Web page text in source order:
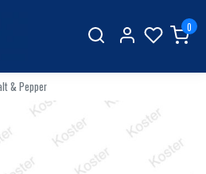
0
& Pepper